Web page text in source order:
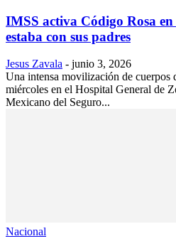
IMSS activa Código Rosa
estaba con sus padres
Jesus Zavala - junio 3, 2026
Una intensa movilización de cuerpos
miércoles en el Hospital General de
Mexicano del Seguro...
Nacional